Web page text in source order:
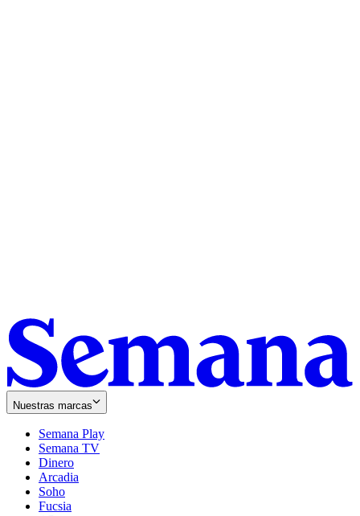
Nuestras marcas
Semana Play
Semana TV
Dinero
Arcadia
Soho
in
Fucsia